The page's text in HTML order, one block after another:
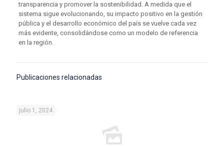
transparencia y promover la sostenibilidad. A medida que el
sistema sigue evolucionando, su impacto positivo en la gestión
pública y el desarrollo económico del país se vuelve cada vez
más evidente, consolidándose como un modelo de referencia
en la región.
Publicaciones relacionadas
julio 1, 2024